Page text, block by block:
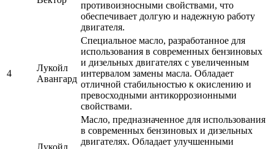
противоизносными свойствами, что
обеспечивает долгую и надежную работу
двигателя.
4
Лукойл
Авангард
Специальное масло, разработанное для
использования в современных бензиновых
и дизельных двигателях с увеличенным
интервалом замены масла. Обладает
отличной стабильностью к окислению и
превосходными антикоррозионными
свойствами.
Лукойл
Масло, предназначенное для использования
в современных бензиновых и дизельных
двигателях. Обладает улучшенными